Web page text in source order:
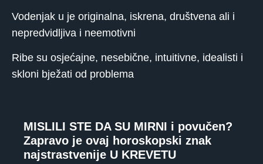
Vodenjak u je originalna, iskrena, društvena ali i
nepredvidljiva i neemotivni
Ribe su osjećajne, nesebične, intuitivne, idealisti i
skloni bježati od problema
MISLILI STE DA SU MIRNI i povučen?
Zapravo je ovaj horoskopski znak
najstrastvenije U KREVETU